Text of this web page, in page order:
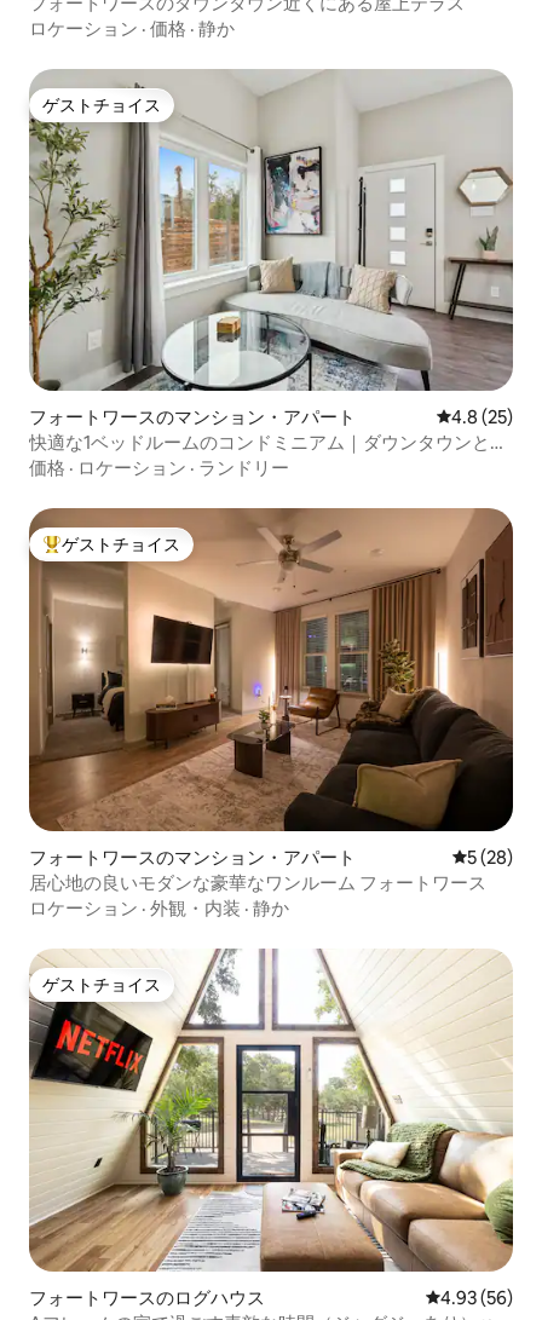
ロケーション · 価格 · 静か
ゲストチョイス
ゲストチョイス
フォートワースのマンション・アパート レビュー25
4.8 (25)
快適な1ベッドルームのコンドミニアム｜ダウンタウンとス
トックヤードまで数分
価格 · ロケーション · ランドリー
大好評のゲストチョイスです。
ゲストチョイス
フォートワースのマンション・アパート レビュー
5 (28)
居心地の良いモダンな豪華なワンルーム フォートワース
ロケーション · 外観・内装 · 静か
ゲストチョイス
ゲストチョイス
フォートワースのログハウス レビュー56
4.93 (56)